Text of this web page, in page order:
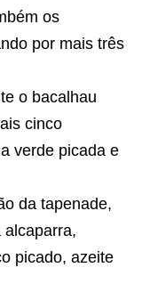
os
por mais três
o bacalhau
cinco
verde picada e
da tapenade,
alcaparra,
picado, azeite